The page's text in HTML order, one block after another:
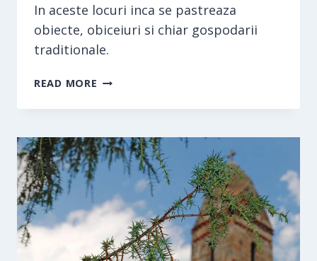
In aceste locuri inca se pastreaza
obiecte, obiceiuri si chiar gospodarii
traditionale.
READ MORE MUZEUL
HATEGAN